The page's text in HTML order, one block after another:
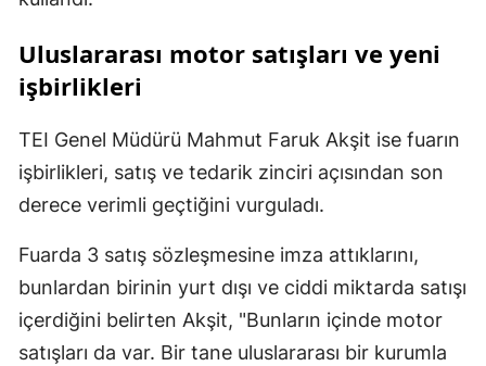
Uluslararası motor satışları ve yeni
işbirlikleri
TEI Genel Müdürü Mahmut Faruk Akşit ise fuarın
işbirlikleri, satış ve tedarik zinciri açısından son
derece verimli geçtiğini vurguladı.
Fuarda 3 satış sözleşmesine imza attıklarını,
bunlardan birinin yurt dışı ve ciddi miktarda satışı
içerdiğini belirten Akşit, "Bunların içinde motor
satışları da var. Bir tane uluslararası bir kurumla